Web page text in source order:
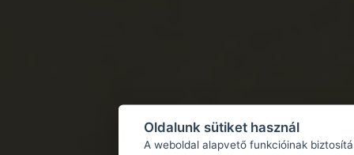
Oldalunk sütiket használ
A weboldal alapvető funkcióinak